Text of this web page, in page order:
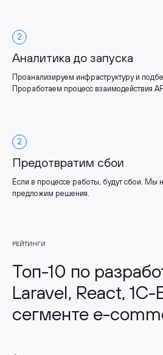
2
Аналитика до запуска
Проанализируем инфраструктуру и
Проработаем процесс взаимодействия
2
Предотвратим сбои
Если в процессе работы, будут сбои. Мы
предложим решения.
РЕЙТИНГИ
Топ-10 по
Laravel, React, 1С-
сегменте e-